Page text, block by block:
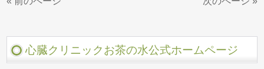
心臓クリニックお茶の水公式ホームページ